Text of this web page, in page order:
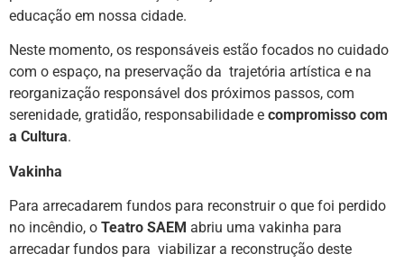
educação em nossa cidade.
Neste momento, os responsáveis estão focados no cuidado
com o espaço, na preservação da trajetória artística e na
reorganização responsável dos próximos passos, com
serenidade, gratidão, responsabilidade e compromisso com
a Cultura.
Vakinha
Para arrecadarem fundos para reconstruir o que foi perdido
no incêndio, o Teatro SAEM abriu uma vakinha para
arrecadar fundos para viabilizar a reconstrução deste